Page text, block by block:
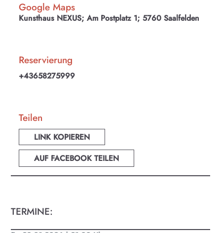
Google Maps
Kunsthaus NEXUS; Am Postplatz 1; 5760 Saalfelden
Reservierung
+43658275999
Teilen
LINK KOPIEREN
AUF FACEBOOK TEILEN
TERMINE: